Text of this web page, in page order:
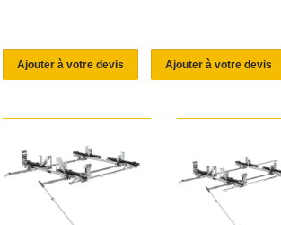
Ajouter à votre devis Ajouter à votre devis